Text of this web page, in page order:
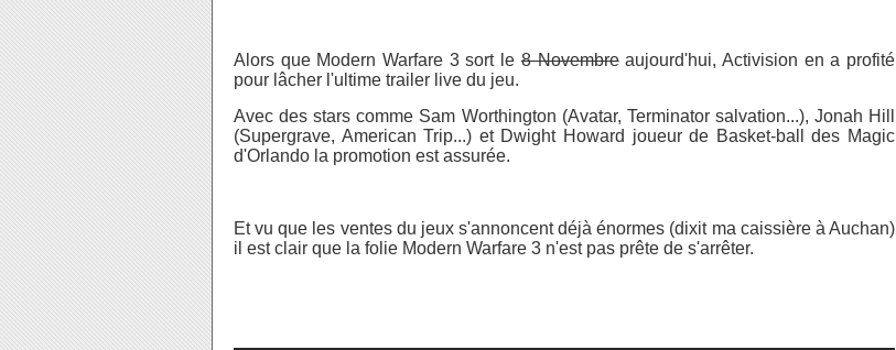
Alors que Modern Warfare 3 sort le8 Novembreaujourd'hui, Activision en a profité
pour lâcher l'ultime trailer live du jeu.
Avec des stars comme Sam Worthington (Avatar, Terminator salvation...), Jonah Hill
(Supergrave, American Trip...) et Dwight Howard joueur de Basket-ball des Magic
d'Orlando la promotion est assurée.
Et vu que les ventes du jeux s'annoncent déjà énormes (dixit ma caissière à Auchan)
il est clair que la folie Modern Warfare 3 n'est pas prête de s'arrêter.